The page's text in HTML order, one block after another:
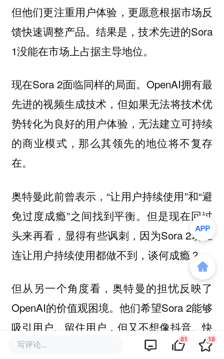
但他们更注重用户体验，更愿意根据市场反
馈快速调整产品。结果是，技术先进的Sora
1没能在市场上占据主导地位。
现在Sora 2面临同样的局面。OpenAI拥有最
先进的视频生成技术，但如果无法将技术优
势转化为良好的用户体验，无法建立可持续
的商业模式，那么其领先的地位将不复存
在。
奥特曼此前曾表示，“让用户持续使用”和“避
免过度成瘾”之间找到平衡。但是现在回过
头来再看，显得有些讽刺，因为Sora 2现在
连让用户持续使用都做不到，谈何成瘾？
但从另一个角度看，奥特曼的担忧反映了
OpenAI的价值观困境。他们希望Sora 2能够
吸引用户、留住用户，但又不想像抖音、快
手那样通过算法和机制让用户“上瘾”。
写评论... 81 18